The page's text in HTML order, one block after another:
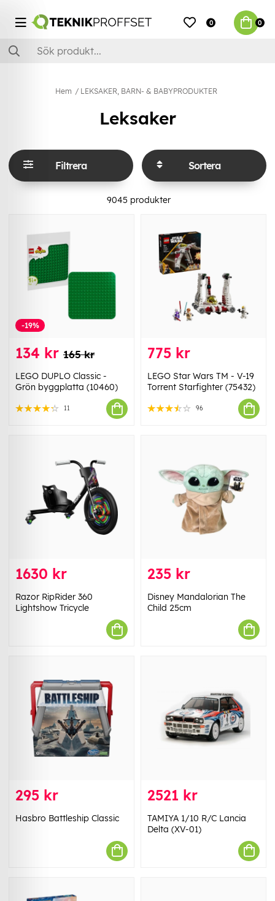
0 0
Hem LEKSAKER, BARN- & BABYPRODUKTER
Leksaker
Filtrera Sortera
9045 produkter
-19%
134 kr 165 kr
LEGO DUPLO Classic -
Grön byggplatta (10460)
11
775 kr
LEGO Star Wars TM - V-19
Torrent Starfighter (75432)
96
1630 kr
Razor RipRider 360
Lightshow Tricycle
235 kr
Disney Mandalorian The
Child 25cm
295 kr
Hasbro Battleship Classic
2521 kr
TAMIYA 1/10 R/C Lancia
Delta (XV-01)